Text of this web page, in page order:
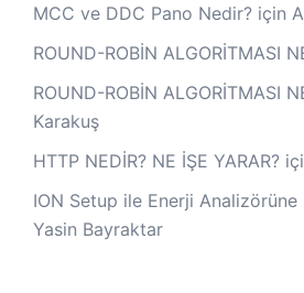
MCC ve DDC Pano Nedir? için
ROUND-ROBİN ALGORİTMASI
ROUND-ROBİN ALGORİTMASI
Karakuş
HTTP NEDİR? NE İŞE YARAR?
ION Setup ile Enerji Analizörüne
Yasin Bayraktar